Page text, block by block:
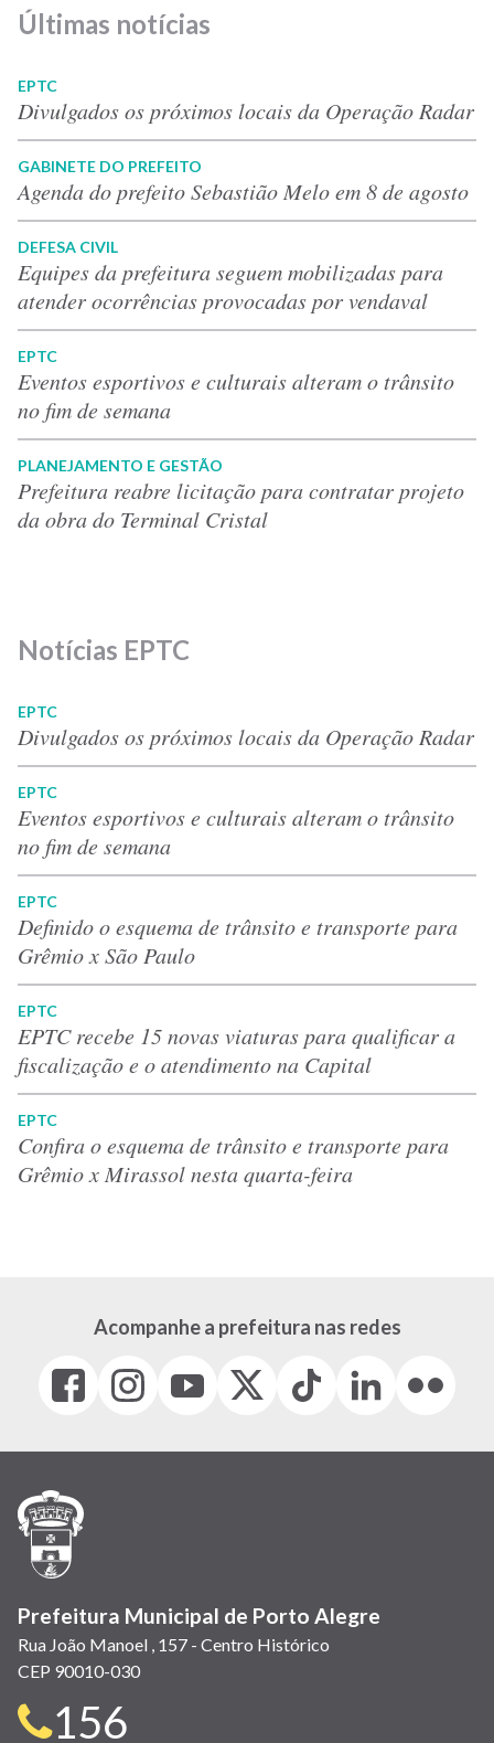
Últimas notícias
EPTC
Divulgados os próximos locais da Operação Radar
GABINETE DO PREFEITO
Agenda do prefeito Sebastião Melo em 8 de agosto
DEFESA CIVIL
Equipes da prefeitura seguem mobilizadas para
atender ocorrências provocadas por vendaval
EPTC
Eventos esportivos e culturais alteram o trânsito
no fim de semana
PLANEJAMENTO E GESTÃO
Prefeitura reabre licitação para contratar projeto
da obra do Terminal Cristal
Notícias EPTC
EPTC
Divulgados os próximos locais da Operação Radar
EPTC
Eventos esportivos e culturais alteram o trânsito
no fim de semana
EPTC
Definido o esquema de trânsito e transporte para
Grêmio x São Paulo
EPTC
EPTC recebe 15 novas viaturas para qualificar a
fiscalização e o atendimento na Capital
EPTC
Confira o esquema de trânsito e transporte para
Grêmio x Mirassol nesta quarta-feira
Acompanhe a prefeitura nas redes
Facebook
(link
em
janela)
Instagram
(link
em
(link
em
(Antigo
(link
Tiktok
(link
em
LinkedIn
(link
em
(link
em
Prefeitura Municipal de Porto Alegre
Rua João Manoel , 157 - Centro Histórico
CEP 90010-030
Telefone
156